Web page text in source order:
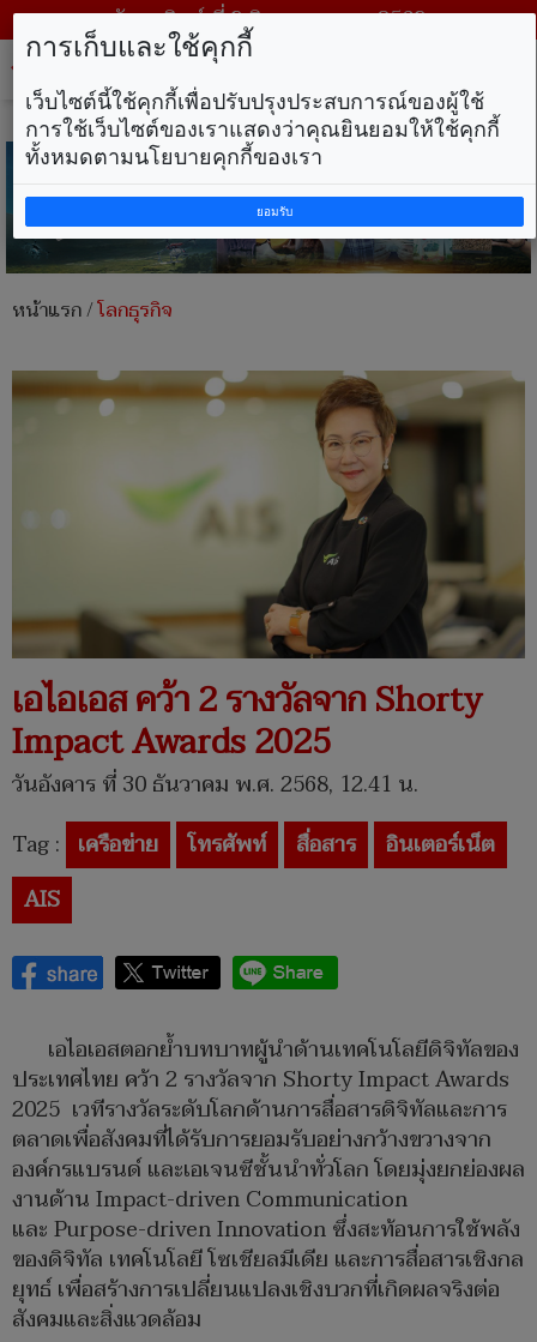
วันอาทิตย์ ที่ 9 สิงหาคม พ.ศ. 2569
หน้าแรก/โลกธุรกิจ
เอไอเอส คว้า 2 รางวัลจาก Shorty
Impact Awards 2025
วันอังคาร ที่ 30 ธันวาคม พ.ศ. 2568, 12.41 น.
Tag : เครือข่าย โทรศัพท์ สื่อสาร
อินเตอร์เน็ต
AIS
เอไอเอสตอกย้ำบทบาทผู้นำด้านเทคโนโลยีดิจิทัลของ
ประเทศไทย คว้า 2 รางวัลจาก Shorty Impact Awards
2025 เวทีรางวัลระดับโลกด้านการสื่อสารดิจิทัลและการ
ตลาดเพื่อสังคมที่ได้รับการยอมรับอย่างกว้างขวางจาก
องค์กรแบรนด์ และเอเจนซีชั้นนำทั่วโลก โดยมุ่งยกย่องผล
งานด้าน Impact-driven Communication
และ Purpose-driven Innovation ซึ่งสะท้อนการใช้พลัง
ของดิจิทัล เทคโนโลยี โซเชียลมีเดีย และการสื่อสารเชิงกล
ยุทธ์ เพื่อสร้างการเปลี่ยนแปลงเชิงบวกที่เกิดผลจริงต่อ
สังคมและสิ่งแวดล้อม
การเก็บและใช้คุกกี้
เว็บไซต์นี้ใช้คุกกี้เพื่อปรับปรุงประสบการณ์ของผู้ใช้
การใช้เว็บไซต์ของเราแสดงว่าคุณยินยอมให้ใช้คุกกี้
ทั้งหมดตามนโยบายคุกกี้ของเรา
ยอมรับ